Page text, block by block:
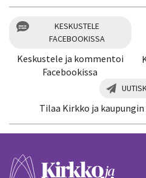
KESKUSTELE
FACEBOOKISSA
Keskustele ja kommentoi
Facebookissa
Tilaa Kirkko ja